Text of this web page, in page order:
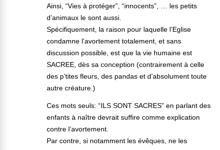
Ainsi, “Vies à protéger”, “innocents”, … les petits
d’animaux le sont aussi.
Spécifiquement, la raison pour laquelle l’Eglise
condamne l’avortement totalement, et sans
discussion possible, est que la vie humaine est
SACREE, dès sa conception (contrairement à celle
des p’tites fleurs, des pandas et d’absolument toute
autre créature.)
Ces mots seuls: “ILS SONT SACRES” en parlant des
enfants à naître devrait suffire comme explication
contre l’avortement.
Par contre, si notamment les évêques, ne les